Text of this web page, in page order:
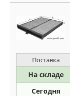
Поставка
На складе
Сегодня